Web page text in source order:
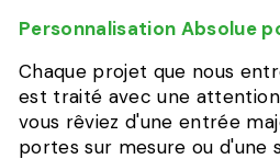
Personnalisation Absolue
Chaque projet que nous
est traité avec une
vous rêviez d'une entrée
portes sur mesure ou d'une